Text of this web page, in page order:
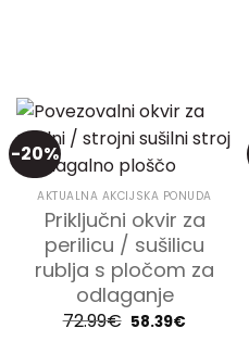
-20%
AKTUALNA AKCIJSKA PONUDA
Priključni okvir za
perilicu / sušilicu
rublja s pločom za
odlaganje
72.99€ Izvorna
cijena
58.39€Trenutna